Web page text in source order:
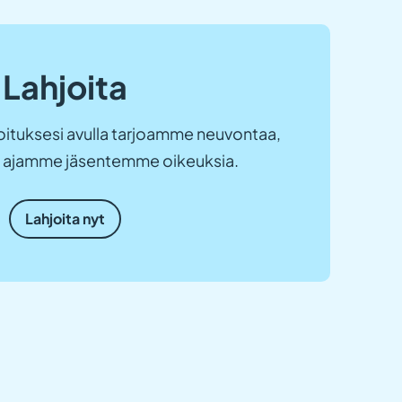
Lahjoita
avulla tarjoamme neuvontaa,
jäsentemme oikeuksia.
Lahjoita nyt